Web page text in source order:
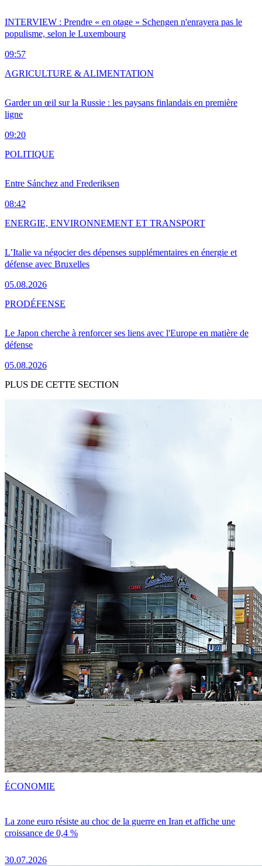
INTERVIEW : Prendre « en otage » Schengen n'enrayera pas le
populisme, selon le Luxembourg
09:57
Garder un œil sur la Russie : les paysans finlandais en première
ligne
09:20
AGRICULTURE & ALIMENTATION
Entre Sánchez and Frederiksen
08:42
POLITIQUE
L’Italie va négocier des dépenses supplémentaires en énergie et
défense avec Bruxelles
05.08.2026
ENERGIE, ENVIRONNEMENT ET TRANSPORT
Le Japon cherche à renforcer ses liens avec l'Europe en matière de
défense
05.08.2026
PRODÉFENSE
PLUS DE CETTE SECTION
La zone euro résiste au choc de la guerre en Iran et affiche une
croissance de 0,4 %
30.07.2026
ÉCONOMIE